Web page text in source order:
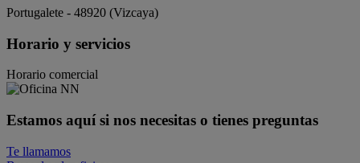
Portugalete - 48920 (Vizcaya)
Horario y servicios
Horario comercial
Estamos aquí si nos necesitas o tienes preguntas
Te llamamos